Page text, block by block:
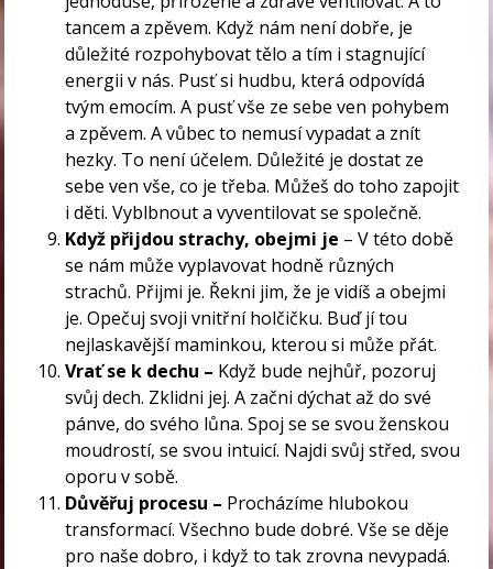
tancem a zpěvem. Když nám není dobře, je
důležité rozpohybovat tělo a tím i stagnující
energii v nás. Pusť si hudbu, která odpovídá
tvým emocím. A pusť vše ze sebe ven pohybem
a zpěvem. A vůbec to nemusí vypadat a znít
hezky. To není účelem. Důležité je dostat ze
sebe ven vše, co je třeba. Můžeš do toho zapojit
i děti. Vyblbnout a vyventilovat se společně.
Když přijdou strachy, obejmi je – V této době
se nám může vyplavovat hodně různých
strachů. Přijmi je. Řekni jim, že je vidíš a obejmi
je. Opečuj svoji vnitřní holčičku. Buď jí tou
nejlaskavější maminkou, kterou si může přát.
Vrať se k dechu – Když bude nejhůř, pozoruj
svůj dech. Zklidni jej. A začni dýchat až do své
pánve, do svého lůna. Spoj se se svou ženskou
moudrostí, se svou intuicí. Najdi svůj střed, svou
oporu v sobě.
Důvěřuj procesu – Procházíme hlubokou
transformací. Všechno bude dobré. Vše se děje
pro naše dobro, i když to tak zrovna nevypadá.